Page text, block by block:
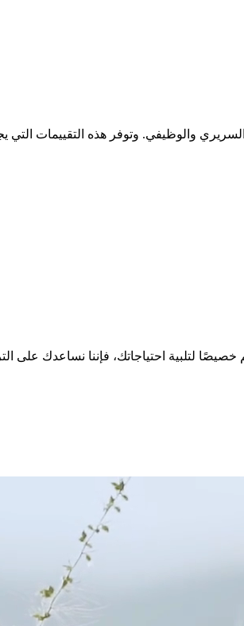
والوظيفي. وتوفر هذه التقييمات
لتلبية احتياجاتك، فإننا نساعدك على